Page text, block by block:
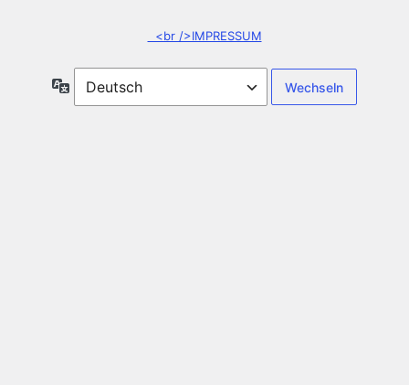
<br />IMPRESSUM
Sprache